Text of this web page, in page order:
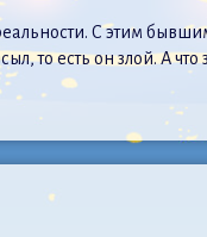
С этим
то есть он злой. А